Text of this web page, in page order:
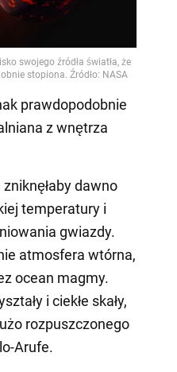
prawdopodobnie
z wnętrza
dawno
temperatury i
gwiazdy.
atmosfera wtórna,
ocean magmy.
i ciekłe skały,
rozpuszczonego
Arufe.